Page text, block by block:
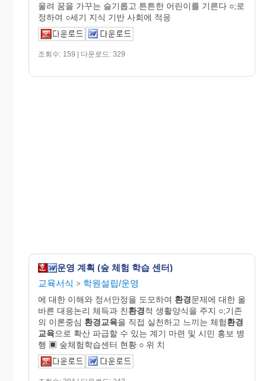
울려 꿈을 가꾸는 슬기롭고 튼튼한 어린이를 기른다 ○;로
정하여 ○세기 지식 기반 사회에 적응
조회수: 159 | 다운로드: 329
운영 계획 (숲 체험 학습 센터)
교육서식 > 학원설립/운영
에 대한 이해와 정서안정을 도모하여 환경문제에 대한 올
바른 대응논리 체득과 친환경적 생활양식을 주지 ○;기존
의 이론중심 환경교육을 직접 실천하고 느끼는 체험환경
교육으로 확산 파급할 수 있는 계기 마련 및 시민 홍보 병
행 ▣ 숲체험학습센터 현황 ○ 위 치